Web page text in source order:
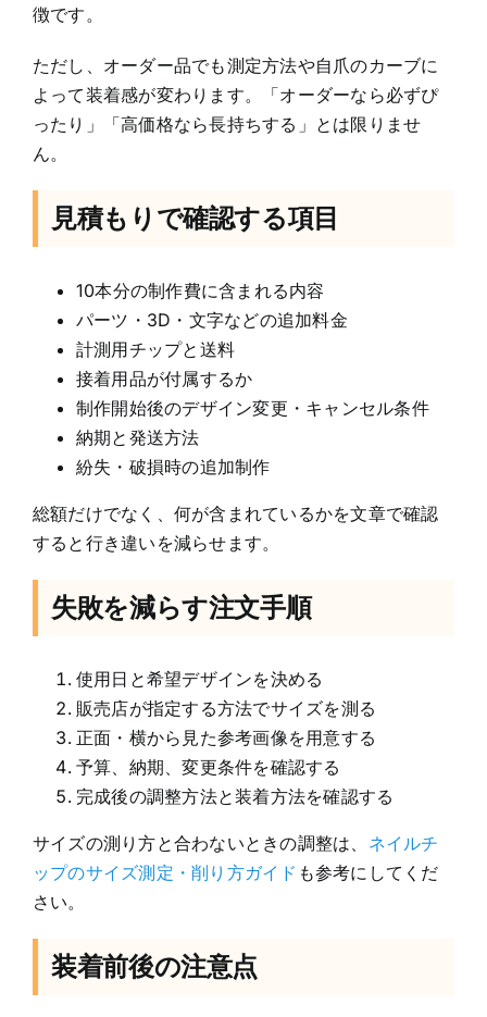
徴です。
ただし、オーダー品でも測定方法や自爪のカーブに
よって装着感が変わります。「オーダーなら必ずぴ
ったり」「高価格なら長持ちする」とは限りませ
ん。
見積もりで確認する項目
10本分の制作費に含まれる内容
パーツ・3D・文字などの追加料金
計測用チップと送料
接着用品が付属するか
制作開始後のデザイン変更・キャンセル条件
納期と発送方法
紛失・破損時の追加制作
総額だけでなく、何が含まれているかを文章で確認
すると行き違いを減らせます。
失敗を減らす注文手順
使用日と希望デザインを決める
販売店が指定する方法でサイズを測る
正面・横から見た参考画像を用意する
予算、納期、変更条件を確認する
完成後の調整方法と装着方法を確認する
サイズの測り方と合わないときの調整は、 ネイルチ
ップのサイズ測定・削り方ガイド も参考にしてくだ
さい。
装着前後の注意点